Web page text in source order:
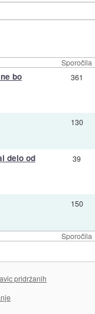
Sporočila
Sporočila
bo 361
130
delo od 39
150
pridržanih